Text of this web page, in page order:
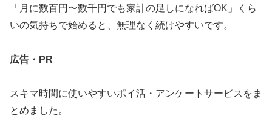
「月に数百円〜数千円でも家計の足しになればOK」くら
いの気持ちで始めると、無理なく続けやすいです。
広告・PR
スキマ時間に使いやすいポイ活・アンケートサービスをま
とめました。